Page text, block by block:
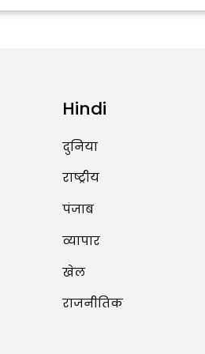
Hindi
दुनिया
राष्ट्रीय
पंजाब
व्यापार
खेल
राजनीतिक